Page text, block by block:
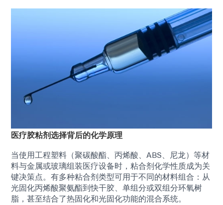
医疗胶粘剂选择背后的化学原理
当使用工程塑料（聚碳酸酯、丙烯酸、ABS、尼龙）等材
料与金属或玻璃组装医疗设备时，粘合剂化学性质成为关
键决策点。有多种粘合剂类型可用于不同的材料组合：从
光固化丙烯酸聚氨酯到快干胶、单组分或双组分环氧树
脂，甚至结合了热固化和光固化功能的混合系统。